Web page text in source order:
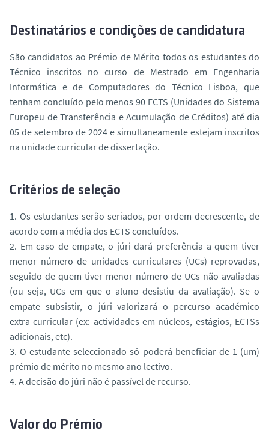
Destinatários e condições de candidatura
São candidatos ao Prémio de Mérito todos os estudantes do
Técnico inscritos no curso de Mestrado em Engenharia
Informática e de Computadores do Técnico Lisboa, que
tenham concluído pelo menos 90 ECTS (Unidades do Sistema
Europeu de Transferência e Acumulação de Créditos) até dia
05 de setembro de 2024 e simultaneamente estejam inscritos
na unidade curricular de dissertação.
Critérios de seleção
1. Os estudantes serão seriados, por ordem decrescente, de
acordo com a média dos ECTS concluídos.
2. Em caso de empate, o júri dará preferência a quem tiver
menor número de unidades curriculares (UCs) reprovadas,
seguido de quem tiver menor número de UCs não avaliadas
(ou seja, UCs em que o aluno desistiu da avaliação). Se o
empate subsistir, o júri valorizará o percurso académico
extra-curricular (ex: actividades em núcleos, estágios, ECTSs
adicionais, etc).
3. O estudante seleccionado só poderá beneficiar de 1 (um)
prémio de mérito no mesmo ano lectivo.
4. A decisão do júri não é passível de recurso.
Valor do Prémio